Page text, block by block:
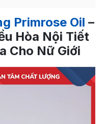
Primrose Oil –
Hòa Nội Tiết
Cho Nữ Giới